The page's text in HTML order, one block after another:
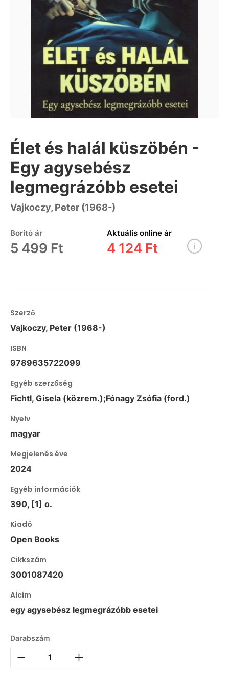
Élet és halál küszöbén -
Egy agysebész
legmegrázóbb esetei
Vajkoczy, Peter (1968-)
Borító ár
5 499 Ft
Aktuális online ár
4 124 Ft
Szerző
Vajkoczy, Peter (1968-)
ISBN
9789635722099
Egyéb szerzőség
Fichtl, Gisela (közrem.);Fónagy Zsófia (ford.)
Nyelv
magyar
Megjelenés éve
2024
Egyéb információk
390, [1] o.
Kiadó
Open Books
Cikkszám
3001087420
Alcím
egy agysebész legmegrázóbb esetei
Darabszám